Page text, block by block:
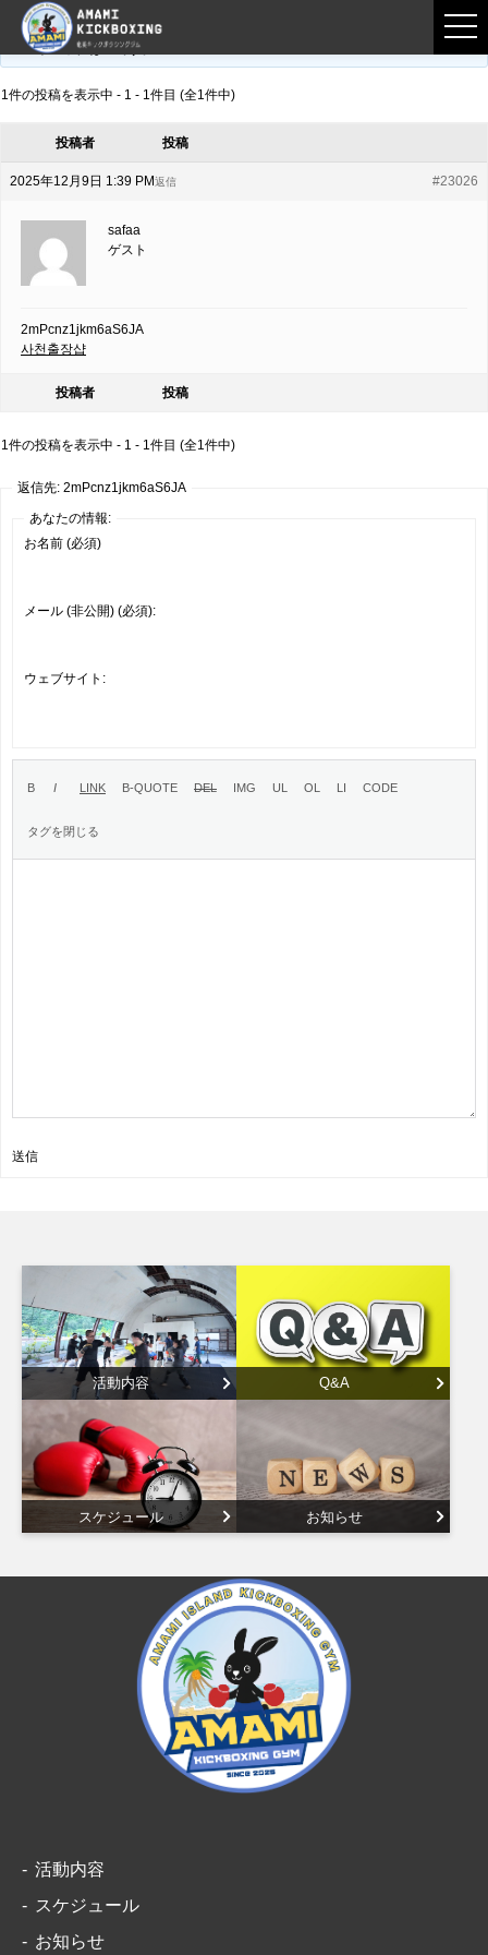
フロントページ › フォーラム
このトピックは空です。
1件の投稿を表示中 - 1 - 1件目 (全1件中)
投稿者 投稿
2025年12月9日 1:39 PM #23026
返信
safaa
ゲスト
2mPcnz1jkm6aS6JA
사천출장샵
投稿者 投稿
1件の投稿を表示中 - 1 - 1件目 (全1件中)
返信先: 2mPcnz1jkm6aS6JA
あなたの情報:
お名前 (必須)
メール (非公開) (必須):
ウェブサイト:
送信
活動内容 Q&A
スケジュール お知らせ
活動内容
スケジュール
お知らせ